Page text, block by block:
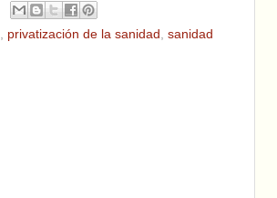
privatización de la sanidad sanidad